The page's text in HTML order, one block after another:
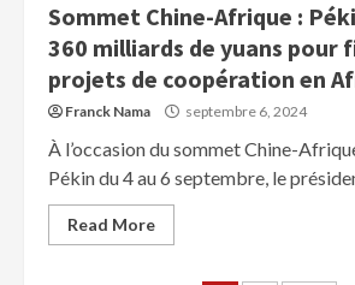
Sommet Chine-Afrique :
360 milliards de yuans pour
projets de coopération en
Franck Nama septembre 6, 2024
À l’occasion du sommet Chine-
Pékin du 4 au 6 septembre, le
Read More